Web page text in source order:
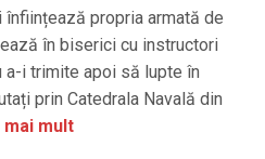
propria armată de
în biserici cu instructori
i trimite apoi să lupte în
prin Catedrala Navală din
mult